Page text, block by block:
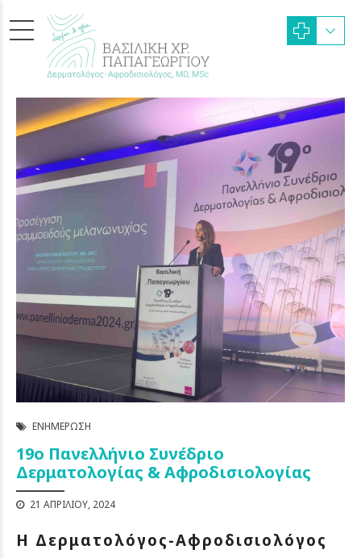
ΕΝΗΜΈΡΩΣΗ
19ο Πανελλήνιο Συνέδριο
Δερματολογίας & Αφροδισιολογίας
21 ΑΠΡΙΛΊΟΥ, 2024
Η Δερματολόγος-Αφροδισιολόγος